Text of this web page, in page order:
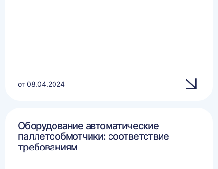
от 08.04.2024
Оборудование автоматические
паллетообмотчики: соответствие
требованиям